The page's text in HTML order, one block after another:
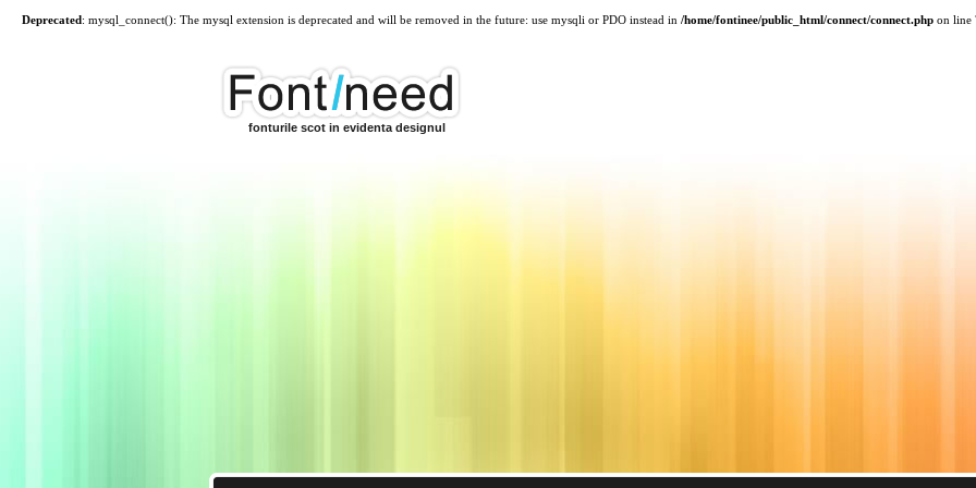
Deprecated: mysql_connect(): The mysql extension is deprecated and will be removed in the future: use mysqli or PDO instead in /home/fontinee/public_html/connect/connect.php on line
fonturile scot in evidenta designul